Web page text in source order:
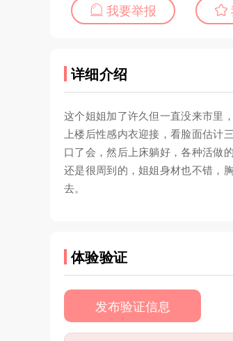
我要举报
详细介绍
这个姐姐加了许久但一直没来市里
上楼后性感内衣迎接，看脸面估计
口了会，然后上床躺好，各种活做
还是很周到的，姐姐身材也不错，
去。
体验验证
发布验证信息